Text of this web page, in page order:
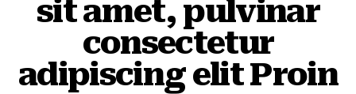
sit amet, pulvinar
consectetur
adipiscing elit Proin